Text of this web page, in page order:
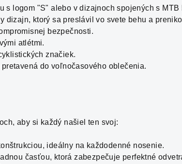
s logom "S" alebo v dizajnoch spojených s MTB
dizajn, ktorý sa preslávil vo svete behu a
bezpečnosti.
atlétmi.
značiek.
do voľnočasového oblečenia.
aby si každý našiel ten svoj:
ideálny na každodenné nosenie.
časťou, ktorá zabezpečuje perfektné